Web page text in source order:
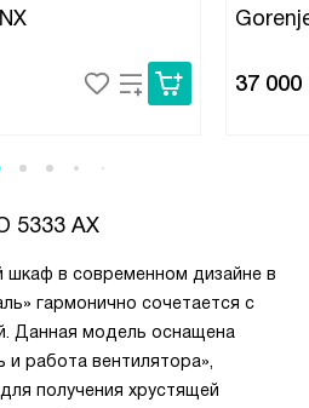
37 000
5333 AX
шкаф в современном дизайне в
гармонично сочетается с
Данная модель оснащена
работа вентилятора»,
получения хрустящей